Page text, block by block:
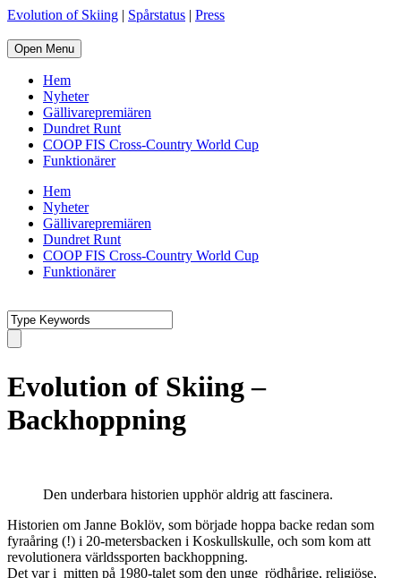
Evolution of Skiing | Spårstatus | Press
Open Menu
Hem
Nyheter
Gällivarepremiären
Dundret Runt
COOP FIS Cross-Country World Cup
Funktionärer
Hem
Nyheter
Gällivarepremiären
Dundret Runt
COOP FIS Cross-Country World Cup
Funktionärer
Evolution of Skiing –
Backhoppning
Den underbara historien upphör aldrig att fascinera.
Historien om Janne Boklöv, som började hoppa backe redan som
fyraåring (!) i 20-metersbacken i Koskullskulle, och som kom att
revolutionera världssporten backhoppning.
Det var i mitten på 1980-talet som den unge rödhårige, religiöse,